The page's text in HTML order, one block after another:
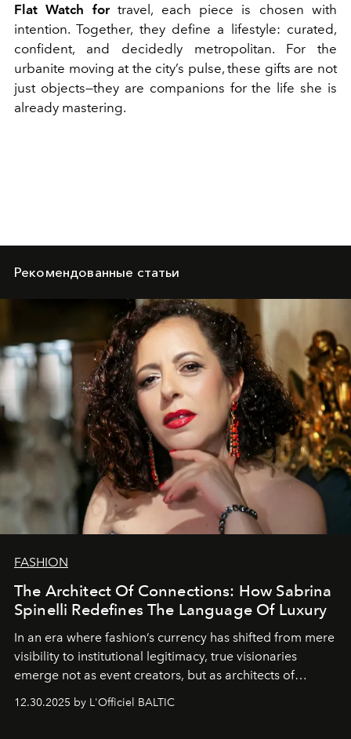
Flat Watch fortravel, each piece is chosen with
intention. Together, they define a lifestyle: curated,
confident, and decidedly metropolitan. For the
urbanite moving at the city’s pulse, these gifts are not
just objects—they are companions for the life she is
already mastering.
Рекомендованные статьи
FASHION
The Architect Of Connections: How Sabrina
Spinelli Redefines The Language Of Luxury
In an era where fashion’s currency has shifted from mere
visibility to institutional legitimacy, true visionaries
emerge not as event creators, but as architects of
brand strategist with three decades of mastery in luxury,
12.30.2025 by L'Officiel BALTIC